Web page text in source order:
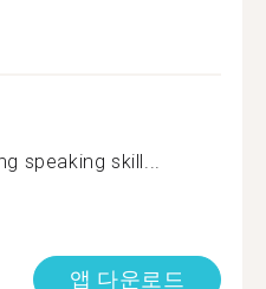
speaking skill...
앱 다운로드